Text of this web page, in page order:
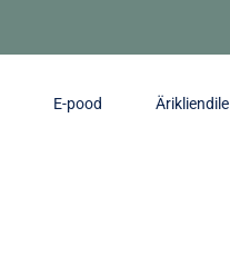
E-pood Ärikliendile